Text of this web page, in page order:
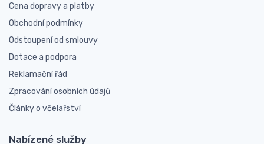
Cena dopravy a platby
Obchodní podmínky
Odstoupení od smlouvy
Dotace a podpora
Reklamační řád
Zpracování osobních údajů
Články o včelařství
Nabízené služby